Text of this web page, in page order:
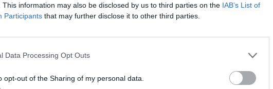
This information may also be disclosed by us to third parties on the IAB’s List of
Participants that may further disclose it to other third parties.
Data Processing Opt Outs
opt-out of the Sharing of my personal data.
vaistininkė E. Ramaškienė pirmiausia skatina skirti laiko
reikėtų skirti ilgam iškvėpimui. Pasistenkite kvėpuoti